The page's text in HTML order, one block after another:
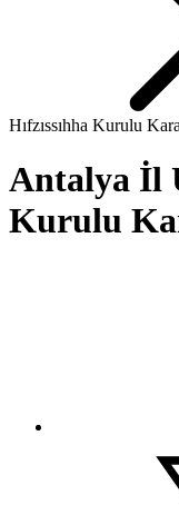
Hıfzıssıhha Kurulu
Antalya İl
Kurulu